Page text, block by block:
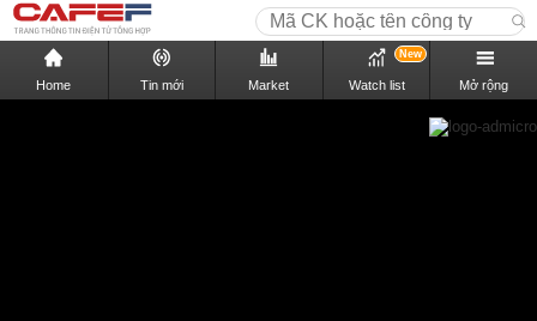
Home Tin mới Market Watch list
New
Mở rộng